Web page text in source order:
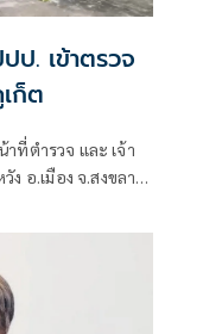
ป. เข้าตรวจ
ก็ต
ที่ตำรวจ และ เจ้า
อ.เมือง จ.สงขลา